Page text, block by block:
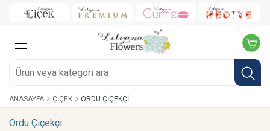
ANASAYFA ÇIÇEK ORDU ÇIÇEKÇI
Ordu Çiçekçi